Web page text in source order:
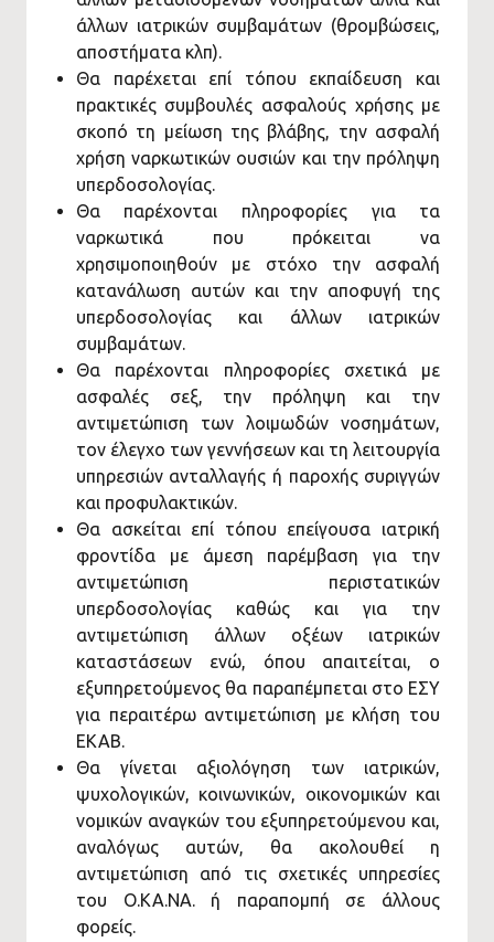
άλλων ιατρικών συμβαμάτων (θρομβώσεις,
αποστήματα κλπ).
Θα παρέχεται επί τόπου εκπαίδευση και
πρακτικές συμβουλές ασφαλούς χρήσης με
σκοπό τη μείωση της βλάβης, την ασφαλή
χρήση ναρκωτικών ουσιών και την πρόληψη
υπερδοσολογίας.
Θα παρέχονται πληροφορίες για τα
ναρκωτικά που πρόκειται να
χρησιμοποιηθούν με στόχο την ασφαλή
κατανάλωση αυτών και την αποφυγή της
υπερδοσολογίας και άλλων ιατρικών
συμβαμάτων.
Θα παρέχονται πληροφορίες σχετικά με
ασφαλές σεξ, την πρόληψη και την
αντιμετώπιση των λοιμωδών νοσημάτων,
τον έλεγχο των γεννήσεων και τη λειτουργία
υπηρεσιών ανταλλαγής ή παροχής συριγγών
και προφυλακτικών.
Θα ασκείται επί τόπου επείγουσα ιατρική
φροντίδα με άμεση παρέμβαση για την
αντιμετώπιση περιστατικών
υπερδοσολογίας καθώς και για την
αντιμετώπιση άλλων οξέων ιατρικών
καταστάσεων ενώ, όπου απαιτείται, ο
εξυπηρετούμενος θα παραπέμπεται στο ΕΣΥ
για περαιτέρω αντιμετώπιση με κλήση του
ΕΚΑΒ.
Θα γίνεται αξιολόγηση των ιατρικών,
ψυχολογικών, κοινωνικών, οικονομικών και
νομικών αναγκών του εξυπηρετούμενου και,
αναλόγως αυτών, θα ακολουθεί η
αντιμετώπιση από τις σχετικές υπηρεσίες
του Ο.ΚΑ.ΝΑ. ή παραπομπή σε άλλους
φορείς.